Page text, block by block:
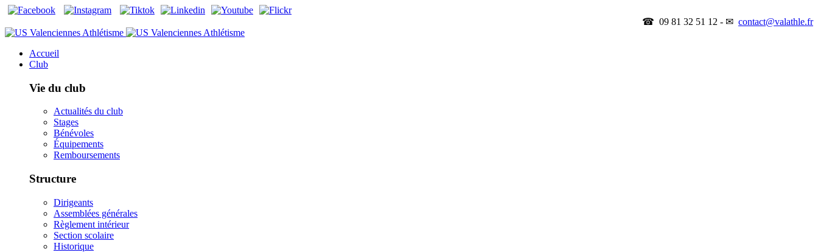
☎ 09 81 32 51 12 - ✉ contact@valathle.fr
Accueil
Club
Vie du club
Actualités du club
Stages
Bénévoles
Équipements
Remboursements
Structure
Dirigeants
Assemblées générales
Règlement intérieur
Section scolaire
Historique